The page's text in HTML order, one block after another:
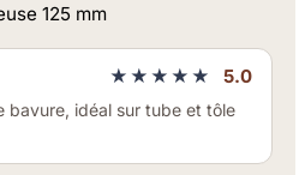
125 mm
★★★★★ 5.0
bavure, idéal sur tube et tôle